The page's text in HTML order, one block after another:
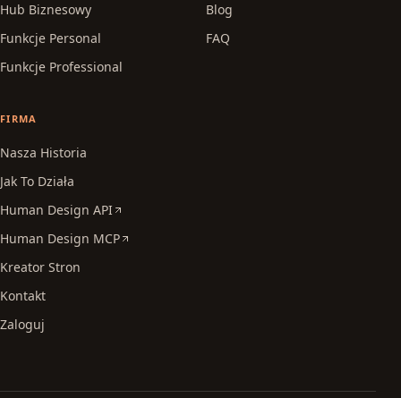
Hub Biznesowy
Funkcje Personal
Funkcje Professional
Blog
FAQ
FIRMA
Nasza Historia
Jak To Działa
Human Design API
Human Design MCP
Kreator Stron
Kontakt
Zaloguj